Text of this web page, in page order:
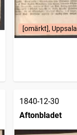
[omärkt], Uppsala
1840-12-30
Aftonbladet